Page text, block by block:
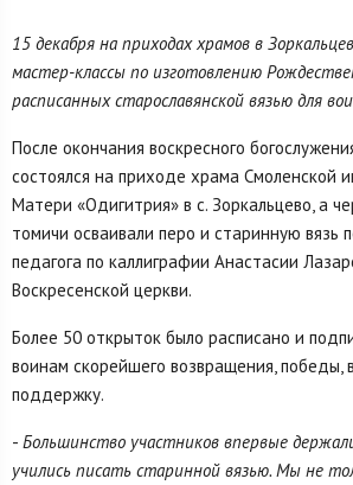
15 декабря на приходах храмов в
мастер-классы по изготовлению
расписанных старославянской вязью для
После окончания воскресного
состоялся на приходе храма Смоленской
Матери «Одигитрия» в с. Зоркальцево, а
томичи осваивали перо и старинную вязь
педагога по каллиграфии Анастасии
Воскресенской церкви.
Более 50 открыток было расписано и
воинам скорейшего возвращения, победы,
поддержку.
- Большинство участников впервые
учились писать старинной вязью. Мы не